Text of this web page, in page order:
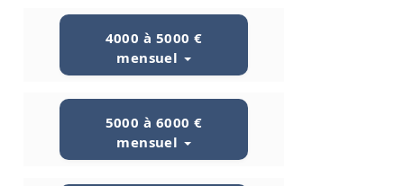
4000 à 5000 €
mensuel
5000 à 6000 €
mensuel